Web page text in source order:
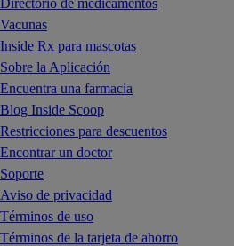
Directorio de medicamentos
Vacunas
Inside Rx para mascotas
Sobre la Aplicación
Encuentra una farmacia
Blog Inside Scoop
Restricciones para descuentos
Encontrar un doctor
Soporte
Aviso de privacidad
Términos de uso
Términos de la tarjeta de ahorro